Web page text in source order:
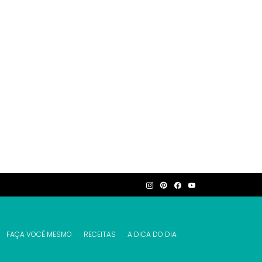
FAÇA VOCÊ MESMO RECEITAS A DICA DO DIA